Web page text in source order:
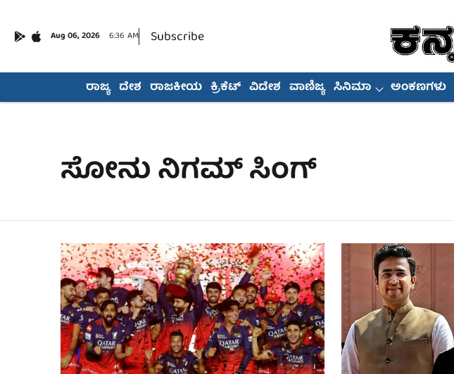
Aug 06, 2026 6:36 AM Subscribe
ರಾಜ್ಯ ದೇಶ ರಾಜಕೀಯ ಕ್ರಿಕೆಟ್ ವಿದೇಶ ವಾಣಿಜ್ಯ ಸಿನಿಮಾ ಅಂಕಣಗಳು
ಸೋನು ನಿಗಮ್ ಸಿಂಗ್